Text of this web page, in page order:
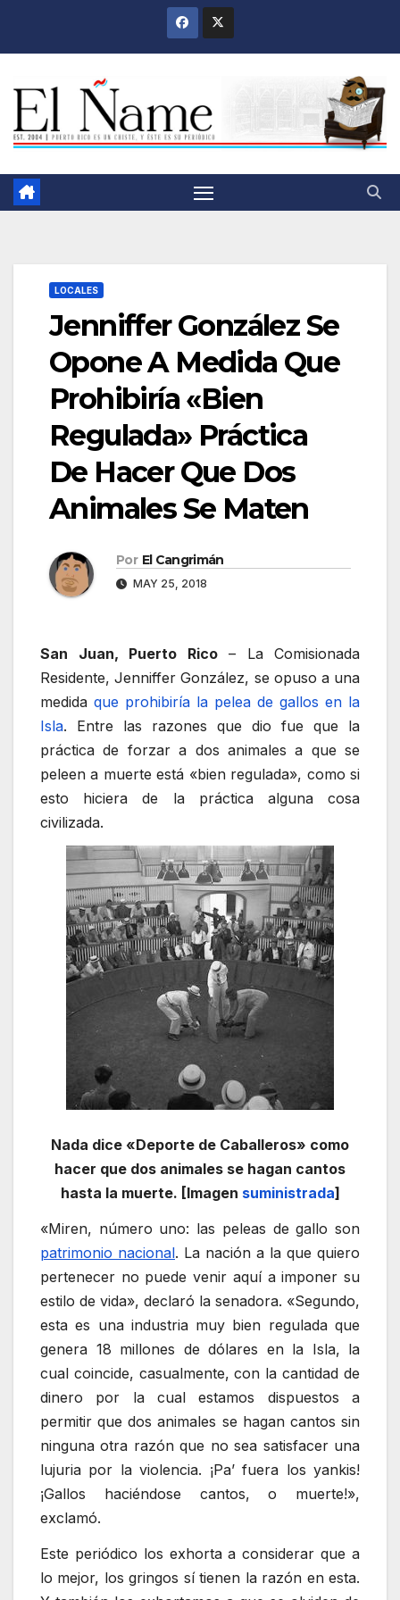
LOCALES
Jenniffer González Se
Opone A Medida Que
Prohibiría «Bien
Regulada» Práctica
De Hacer Que Dos
Animales Se Maten
Por El Cangrimán
MAY 25, 2018
San Juan, Puerto Rico– La Comisionada
Residente, Jenniffer González, se opuso a una
medida que prohibiría la pelea de gallos en la
Isla. Entre las razones que dio fue que la
práctica de forzar a dos animales a que se
peleen a muerte está «bien regulada», como si
esto hiciera de la práctica alguna cosa
civilizada.
Nada dice «Deporte de Caballeros» como
hacer que dos animales se hagan cantos
hasta la muerte. [Imagen suministrada]
«Miren, número uno: las peleas de gallo son
patrimonio nacional. La nación a la que quiero
pertenecer no puede venir aquí a imponer su
estilo de vida», declaró la senadora. «Segundo,
esta es una industria muy bien regulada que
genera 18 millones de dólares en la Isla, la
cual coincide, casualmente, con la cantidad de
dinero por la cual estamos dispuestos a
permitir que dos animales se hagan cantos sin
ninguna otra razón que no sea satisfacer una
lujuria por la violencia. ¡Pa’ fuera los yankis!
¡Gallos haciéndose cantos, o muerte!»,
exclamó.
Este periódico los exhorta a considerar que a
lo mejor, los gringos sí tienen la razón en esta.